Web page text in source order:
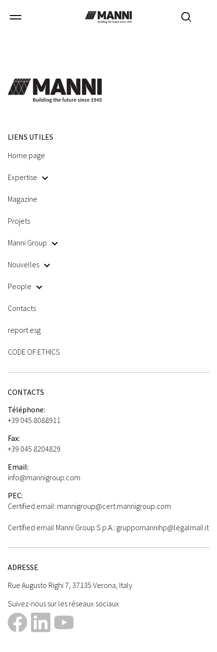
LIENS UTILES
Home page
Expertise
Magazine
Projets
Manni Group
Nouvelles
People
Contacts
report esg
CODE OF ETHICS
CONTACTS
Téléphone:
+39 045 8088911
Fax:
+39 045 8204829
Email:
info@mannigroup.com
PEC:
Certified email: mannigroup@cert.mannigroup.com
Certified email Manni Group S.p.A.: gruppomannihp@legalmail.it
ADRESSE
Rue Augusto Righi 7, 37135 Verona, Italy
Suivez-nous sur les réseaux sociaux